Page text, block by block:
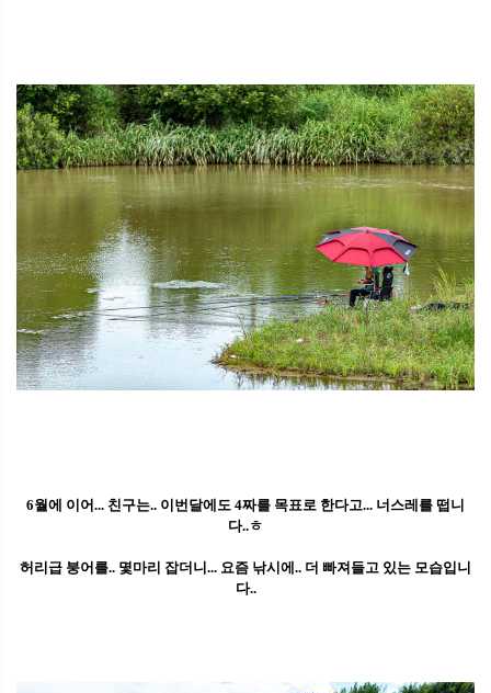
6월에 이어... 친구는.. 이번달에도 4짜를 목표로 한다고... 너스레를 떱니
다..ㅎ
허리급 붕어를.. 몇마리 잡더니... 요즘 낚시에.. 더 빠져들고 있는 모습입니
다..